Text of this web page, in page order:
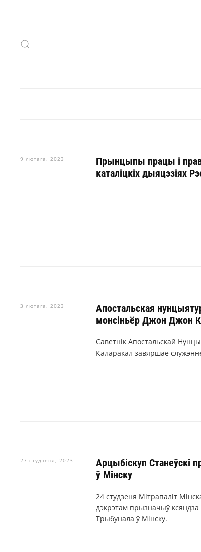
9 лютага, 2023
Прынцыпы працы і
каталіцкіх дыяцэзіях
3 лютага, 2023
Апостальская
монсіньёр Джон Джон
Саветнік Апостальскай
Каларакал завяршае
27 студзеня, 2023
Арцыбіскуп Станеўскі
ў Мінску
24 студзеня Мітрапаліт
дэкрэтам прызначыў
Трыбунала ў Мінску.